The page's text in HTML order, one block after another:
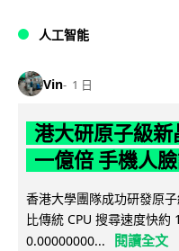
人工智能
Vin 1 日
港大研原子級
一億倍 手機人
香港大學團隊成功研發原
比傳統 CPU 搜尋速度快
0.00000000...
閱讀全文